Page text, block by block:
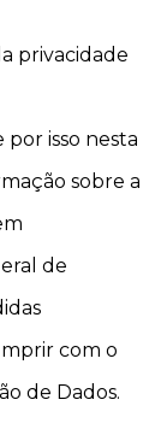
privacidade
por isso nesta
sobre a
de
com o
de Dados.